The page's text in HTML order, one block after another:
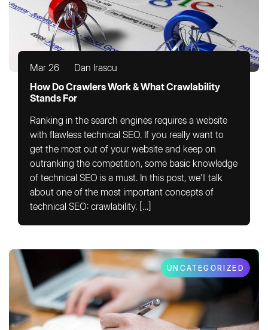
Mar 26
Dan Irascu
How Do Crawlers Work & What Crawlability
Stands For
Ranking in the search engines requires a website
with flawless technical SEO. If you really want to
get the most out of your website and keep on
outranking the competition, some basic knowledge
of technical SEO is a must. In this post, we’ll talk
about one of the most important concepts of
technical SEO: crawlability. […]
UNCATEGORIZED